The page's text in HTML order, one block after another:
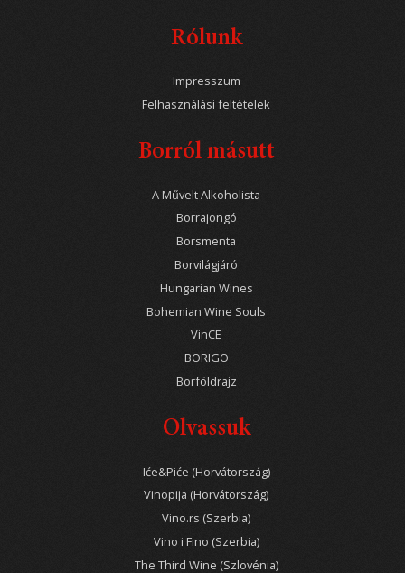
Rólunk
Impresszum
Felhasználási feltételek
Borról másutt
A Művelt Alkoholista
Borrajongó
Borsmenta
Borvilágjáró
Hungarian Wines
Bohemian Wine Souls
VinCE
BORIGO
Borföldrajz
Olvassuk
Iće&Piće (Horvátország)
Vinopija (Horvátország)
Vino.rs (Szerbia)
Vino i Fino (Szerbia)
The Third Wine (Szlovénia)